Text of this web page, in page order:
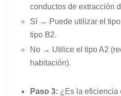
conductos de extracción
Sí → Puede utilizar el tipo
tipo B2.
No → Utilice el tipo A2
habitación).
Paso 3: ¿Es la eficiencia